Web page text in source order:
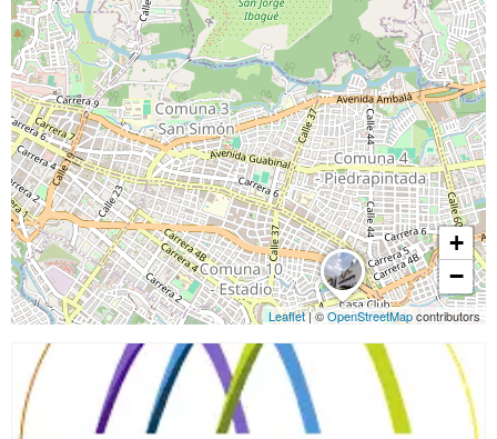
+
−
Leaflet| ©OpenStreetMapcontributors